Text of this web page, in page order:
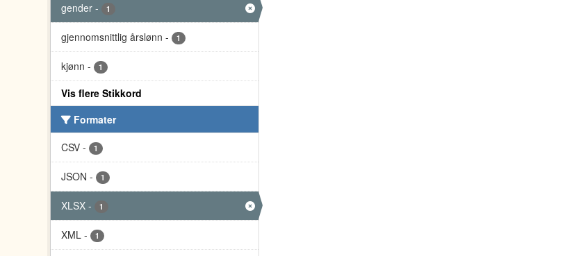
gender - 1
gjennomsnittlig årslønn - 1
kjønn - 1
Vis flere Stikkord
Formater
CSV - 1
JSON - 1
XLSX - 1
XML - 1